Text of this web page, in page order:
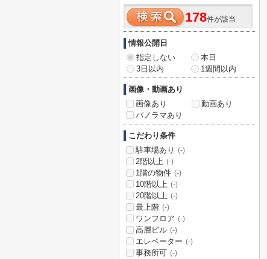
178件が該当
情報公開日
指定しない
本日
3日以内
1週間以内
画像・動画あり
画像あり
動画あり
パノラマあり
こだわり条件
駐車場あり
(-)
2階以上 (-)
1階の物件 (-)
10階以上 (-)
20階以上 (-)
最上階 (-)
ワンフロア (-)
高層ビル (-)
エレベーター (-)
事務所可 (-)